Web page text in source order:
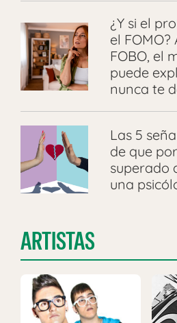
¿Y si el
el FOMO?
FOBO, el
puede
nunca te
Las 5
de que
superado
una
ARTISTAS